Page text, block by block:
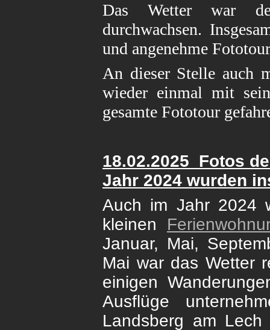
Das Wetter war
durchwachsen.
und angenehme
An dieser Stelle auch
wieder einmal mit
gesamte Fototour
18.02.2025 Fotos
Jahr 2024 wurden
Auch im Jahr 2024
kleinen
Januar, Mai,
Mai war das Wetter
einigen
Ausflüge
Landsberg am